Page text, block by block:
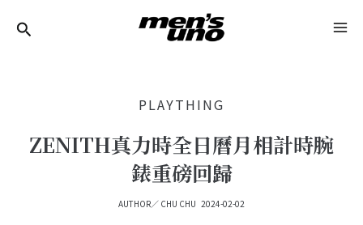
PLAYTHING
ZENITH真力時全日曆月相計時腕
錶重磅回歸
AUTHOR／ CHU CHU 2024-02-02
Navigation